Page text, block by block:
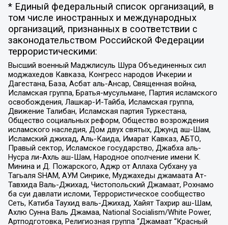
* Единый федеральный список организаций, в
том числе иностранных и международных
организаций, признанных в соответствии с
законодательством Российской Федерации
террористическими:
Высший военный Маджлисуль Шура Объединенных сил
моджахедов Кавказа, Конгресс народов Ичкерии и
Дагестана, База, Асбат аль-Ансар, Священная война,
Исламская группа, Братья-мусульмане, Партия исламского
освобождения, Лашкар-И-Тайба, Исламская группа,
Движение Талибан, Исламская партия Туркестана,
Общество социальных реформ, Общество возрождения
исламского наследия, Дом двух святых, Джунд аш-Шам,
Исламский джихад, Аль-Каида, Имарат Кавказ, АБТО,
Правый сектор, Исламское государство, Джабха аль-
Нусра ли-Ахль аш-Шам, Народное ополчение имени К.
Минина и Д. Пожарского, Аджр от Аллаха Субхану уа
Тагьаля SHAM, АУМ Синрике, Муджахеды джамаата Ат-
Тавхида Валь-Джихад, Чистопольский Джамаат, Рохнамо
ба суи давлати исломи, Террористическое сообщество
Сеть, Катиба Таухид валь-Джихад, Хайят Тахрир аш-Шам,
Ахлю Сунна Валь Джамаа, National Socialism/White Power,
Артподготовка, Религиозная группа “Джамаат “Красный